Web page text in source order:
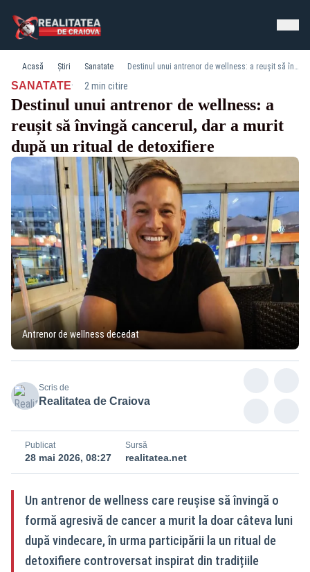
Acasă Știri Sanatate Destinul unui antrenor de wellness: a reușit să învingă cancerul, dar a murit după un ritual de detoxifiere
SANATATE· 2 min citire
Destinul unui antrenor de wellness: a
reușit să învingă cancerul, dar a murit
după un ritual de detoxifiere
Antrenor de wellness decedat
Scris de
Realitatea de Craiova
Publicat
28 mai 2026, 08:27
Sursă
realitatea.net
Un antrenor de wellness care reușise să învingă o
formă agresivă de cancer a murit la doar câteva luni
după vindecare, în urma participării la un ritual de
detoxifiere controversat inspirat din tradițiile